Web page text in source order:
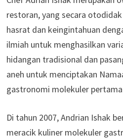
restoran, yang secara
hasrat dan keingintahuan
ilmiah untuk menghasilkan
hidangan tradisional dan
aneh untuk menciptakan
gastronomi molekuler
Di tahun 2007, Andrian Ishak
meracik kuliner molekuler